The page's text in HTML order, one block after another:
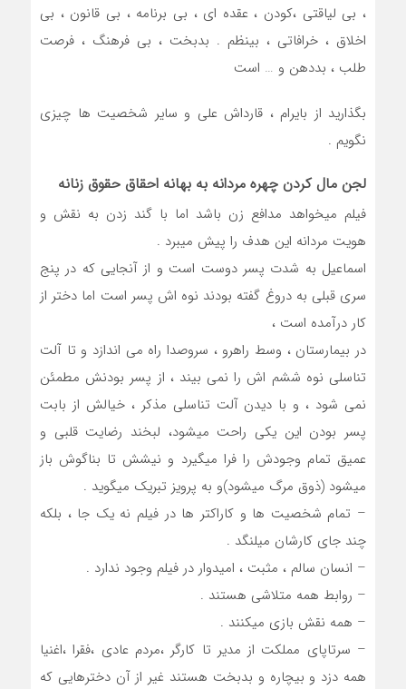
، بی لیاقتی ،کودن ، عقده ای ، بی برنامه ، بی قانون ، بی
اخلاق ، خرافاتی ، بینظم . بدبخت ، بی فرهنگ ، فرصت
طلب ، بددهن و … است
بگذارید از بایرام ، قارداش علی و سایر شخصیت ها چیزی
نگویم .
لجن مال کردن چهره مردانه به بهانه احقاق حقوق زنانه
فیلم میخواهد مدافع زن باشد اما با گند زدن به نقش و
هویت مردانه این هدف را پیش میبرد .
اسماعیل به شدت پسر دوست است و از آنجایی که در پنج
سری قبلی به دروغ گفته بودند نوه اش پسر است اما دختر از
کار درآمده است ،
در بیمارستان ، وسط راهرو ، سروصدا راه می اندازد و تا آلت
تناسلی نوه ششم اش را نمی بیند ، از پسر بودنش مطمئن
نمی شود ، و با دیدن آلت تناسلی مذکر ، خیالش از بابت
پسر بودن این یکی راحت میشود، لبخند رضایت قلبی و
عمیق تمام وجودش را فرا میگیرد و نیشش تا بناگوش باز
میشود (ذوق مرگ میشود)و به پرویز تبریک میگوید .
– تمام شخصیت ها و کاراکتر ها در فیلم نه یک جا ، بلکه
چند جای کارشان میلنگد .
– انسان سالم ، مثبت ، امیدوار در فیلم وجود ندارد .
– روابط همه متلاشی هستند .
– همه نقش بازی میکنند .
– سرتاپای مملکت از مدیر تا کارگر ،مردم عادی ،فقرا ،اغنیا
همه دزد و بیچاره و بدبخت هستند غیر از آن دخترهایی که